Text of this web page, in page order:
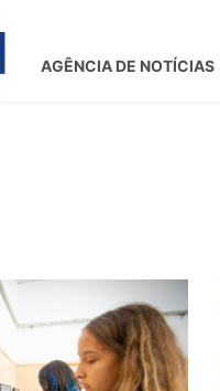
AGÊNCIA DE NOTÍCIAS